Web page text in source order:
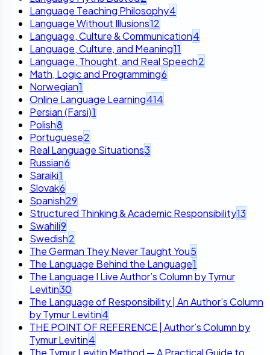
Language Teaching Philosophy4
Language Without Illusions12
Language, Culture & Communication4
Language, Culture, and Meaning11
Language, Thought, and Real Speech2
Math, Logic and Programming6
Norwegian1
Online Language Learning414
Persian (Farsi)1
Polish8
Portuguese2
Real Language Situations3
Russian6
Saraiki1
Slovak6
Spanish29
Structured Thinking & Academic Responsibility13
Swahili9
Swedish2
The German They Never Taught You5
The Language Behind the Language1
The Language I Live Author’s Column by Tymur
Levitin30
The Language of Responsibility | An Author’s Column
by Tymur Levitin4
THE POINT OF REFERENCE | Author’s Column by
Tymur Levitin4
The Tymur Levitin Method — A Practical Guide to